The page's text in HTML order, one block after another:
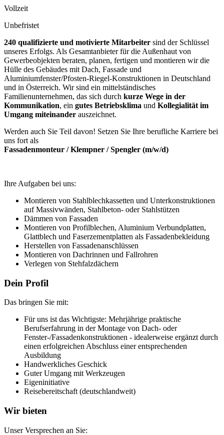
Vollzeit
Unbefristet
240 qualifizierte und motivierte Mitarbeiter sind der Schlüssel
unseres Erfolgs. Als Gesamtanbieter für die Außenhaut von
Gewerbeobjekten beraten, planen, fertigen und montieren wir die
Hülle des Gebäudes mit Dach, Fassade und
Aluminiumfenster/Pfosten-Riegel-Konstruktionen in Deutschland
und in Österreich. Wir sind ein mittelständisches
Familienunternehmen, das sich durch kurze Wege in der
Kommunikation, ein gutes Betriebsklima und Kollegialität im
Umgang miteinander auszeichnet.
Werden auch Sie Teil davon! Setzen Sie Ihre berufliche Karriere bei
uns fort als
Fassadenmonteur / Klempner / Spengler (m/w/d)
Ihre Aufgaben bei uns:
Montieren von Stahlblechkassetten und Unterkonstruktionen
auf Massivwänden, Stahlbeton- oder Stahlstützen
Dämmen von Fassaden
Montieren von Profilblechen, Aluminium Verbundplatten,
Glattblech und Faserzementplatten als Fassadenbekleidung
Herstellen von Fassadenanschlüssen
Montieren von Dachrinnen und Fallrohren
Verlegen von Stehfalzdächern
Dein Profil
Das bringen Sie mit:
Für uns ist das Wichtigste: Mehrjährige praktische
Berufserfahrung in der Montage von Dach- oder
Fenster-/Fassadenkonstruktionen - idealerweise ergänzt durch
einen erfolgreichen Abschluss einer entsprechenden
Ausbildung
Handwerkliches Geschick
Guter Umgang mit Werkzeugen
Eigeninitiative
Reisebereitschaft (deutschlandweit)
Wir bieten
Unser Versprechen an Sie: